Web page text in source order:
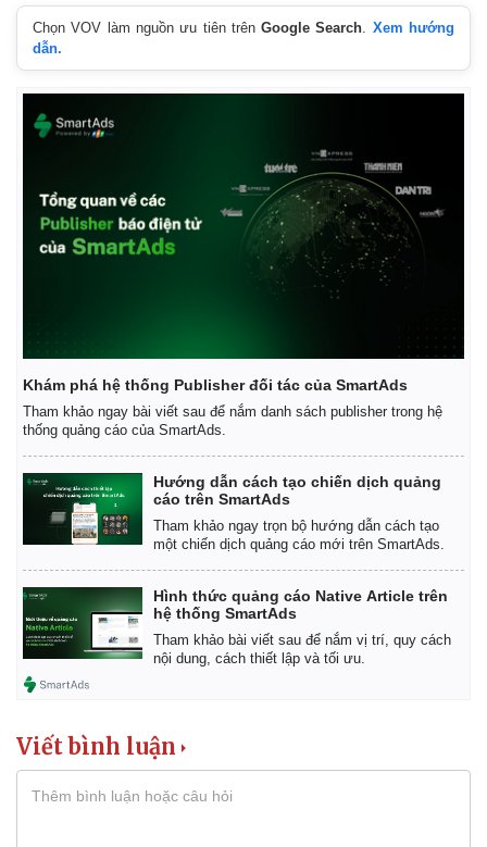
Hồ sơ
E-Magazine
Infographic
Chọn VOV làm nguồn ưu tiên trênGoogle Search. Xem hướng
dẫn.
Khám phá hệ thống Publisher đối tác của SmartAds
Tham khảo ngay bài viết sau để nắm danh sách publisher trong hệ
thống quảng cáo của SmartAds.
Hướng dẫn cách tạo chiến dịch quảng
cáo trên SmartAds
Tham khảo ngay trọn bộ hướng dẫn cách tạo
một chiến dịch quảng cáo mới trên SmartAds.
Hình thức quảng cáo Native Article trên
hệ thống SmartAds
Tham khảo bài viết sau để nắm vị trí, quy cách
nội dung, cách thiết lập và tối ưu.
Viết bình luận